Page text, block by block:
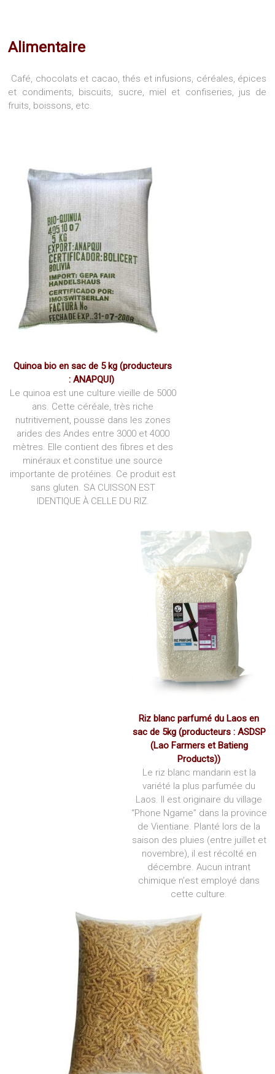
Alimentaire
Café, chocolats et cacao, thés et infusions, céréales, épices
et condiments, biscuits, sucre, miel et confiseries, jus de
fruits, boissons, etc.
Quinoa bio en sac de 5 kg (producteurs
:ANAPQUI)
Le quinoa est une culture vieille de 5000
ans. Cette céréale, très riche
nutritivement, pousse dans les zones
arides des Andes entre 3000 et 4000
mètres. Elle contient des fibres et des
minéraux et constitue une source
importante de protéines. Ce produit est
sans gluten. SA CUISSON EST
IDENTIQUE À CELLE DU RIZ.
Riz blanc parfumé du Laos en
sac de 5kg (producteurs : ASDSP
(Lao Farmers et Batieng
Products))
Le riz blanc mandarin est la
variété la plus parfumée du
Laos. Il est originaire du village
“Phone Ngame” dans la province
de Vientiane. Planté lors de la
saison des pluies (entre juillet et
novembre), il est récolté en
décembre. Aucun intrant
chimique n’est employé dans
cette culture.